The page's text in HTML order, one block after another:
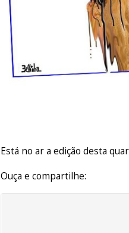
Está no ar a edição desta
Ouça e compartilhe: